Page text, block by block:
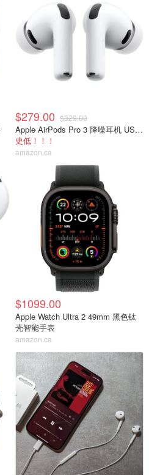
$279.00 $329.00
Apple AirPods Pro 3 降噪耳机 USB-C
史低！！！
amazon.ca
$1099.00
Apple Watch Ultra 2 49mm 黑色钛
壳智能手表
amazon.ca